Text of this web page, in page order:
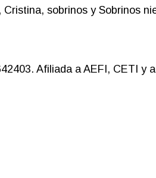
sobrinos y Sobrinos
Afiliada a AEFI, CETI y